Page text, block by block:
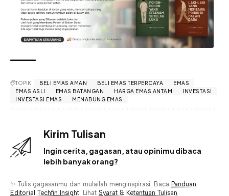
TOPIK: BELI EMAS AMAN BELI EMAS TERPERCAYA
EMAS
EMAS ASLI
EMAS BATANGAN HARGA EMAS ANTAM
INVESTASI
INVESTASI EMAS
MENABUNG EMAS
Kirim Tulisan
Ingin cerita, gagasan, atau opinimu dibaca
lebih banyak orang?
✨ Tulis gagasanmu dan mulailah menginspirasi. Baca Panduan
Editorial Techfin Insight. Lihat Syarat & Ketentuan Tulisan.